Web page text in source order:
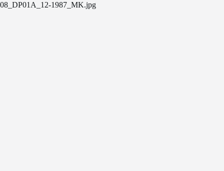
08_DP01A_12-1987_MK.jpg